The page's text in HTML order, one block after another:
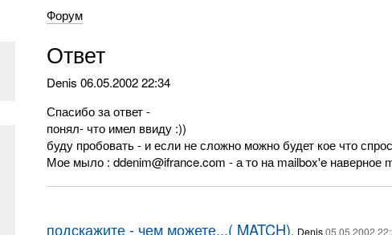
Форум
Ответ
Denis 06.05.2002 22:34
Спасибо за ответ -
понял- что имел ввиду :))
буду пробовать - и если не сложно можно будет кое что
Мое мыло : ddenim@ifrance.com - а то на mailbox'e наверное
подскажите - чем можете...( MATCH), Denis05.05.2002